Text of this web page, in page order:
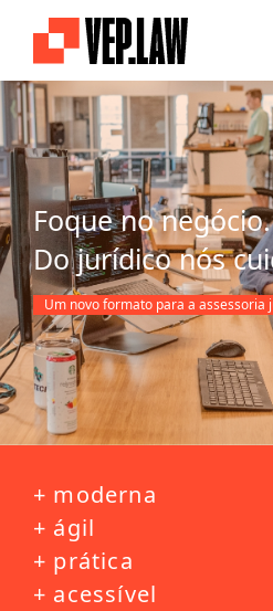
Foque no negócio.
Do jurídico nós
Um novo formato para a assessoria
+ moderna
+ ágil
+ prática
+ acessível